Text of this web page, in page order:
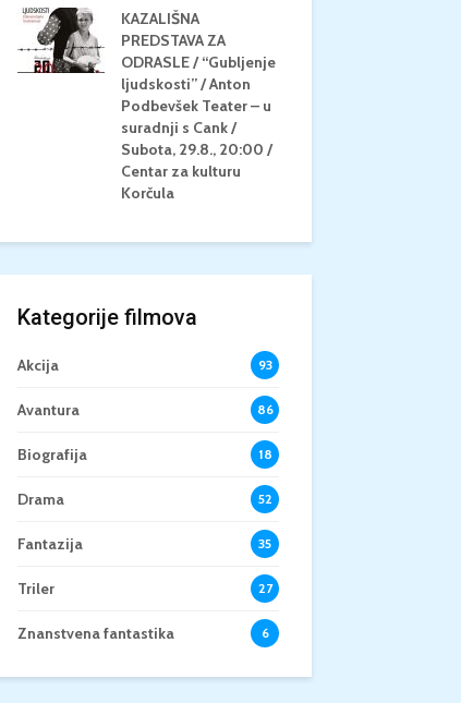
KAZALIŠNA
PREDSTAVA ZA
ODRASLE / “Gubljenje
ljudskosti” / Anton
Podbevšek Teater – u
suradnji s Cank /
Subota, 29.8., 20:00 /
Centar za kulturu
Korčula
Kategorije filmova
Akcija 93
Avantura 86
Biografija 18
Drama 52
Fantazija 35
Triler 27
Znanstvena fantastika 6